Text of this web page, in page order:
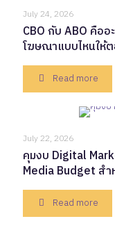
July 24, 2026
CBO กับ ABO คือ
โฆษณาแบบไหนให้
Read more
July 22, 2026
คุมงบ Digital
Media Budget ส
Read more